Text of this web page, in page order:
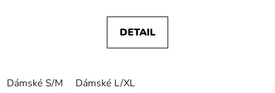
DETAIL
Dámské S/M Dámské L/XL